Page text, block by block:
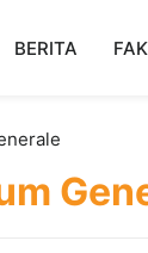
Bisnis
BERITA